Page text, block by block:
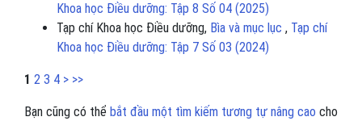
Khoa học Điều dưỡng: Tập 8 Số 04 (2025)
Tạp chí Khoa học Điều dưỡng, Bìa và mục lục , Tạp chí
Khoa học Điều dưỡng: Tập 7 Số 03 (2024)
1 2 3 4 > >>
Bạn cũng có thể bắt đầu một tìm kiếm tương tự nâng cao cho